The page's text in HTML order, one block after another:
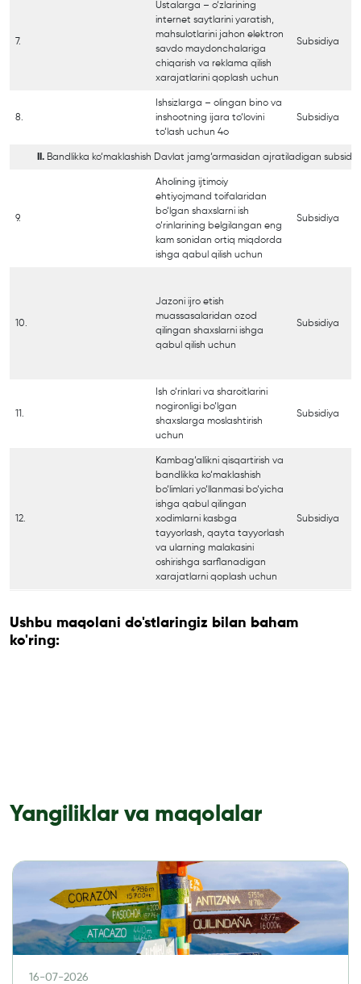
7.
Ustalarga – o‘zlarining
internet saytlarini yaratish,
mahsulotlarini jahon elektron
savdo maydonchalariga
chiqarish va reklama qilish
xarajatlarini qoplash uchun
Subsidiya
8.
Ishsizlarga – olingan bino va
inshootning ijara to‘lovini
to‘lash uchun 4o
Subsidiya
II. Bandlikka ko‘maklashish Davlat jamg‘armasidan ajratiladigan
9.
Aholining ijtimoiy
ehtiyojmand toifalaridan
bo‘lgan shaxslarni ish
o‘rinlarining belgilangan eng
kam sonidan ortiq miqdorda
ishga qabul qilish uchun
Subsidiya
10.
Jazoni ijro etish
muassasalaridan ozod
qilingan shaxslarni ishga
qabul qilish uchun
Subsidiya
11.
Ish o‘rinlari va sharoitlarini
nogironligi bo‘lgan
shaxslarga moslashtirish
uchun
Subsidiya
12.
Kambag‘allikni qisqartirish va
bandlikka ko‘maklashish
bo‘limlari yo‘llanmasi bo‘yicha
ishga qabul qilingan
xodimlarni kasbga
tayyorlash, qayta tayyorlash
va ularning malakasini
oshirishga sarflanadigan
xarajatlarni qoplash uchun
Subsidiya
Ushbu maqolani do'stlaringiz bilan baham
ko'ring:
Yangiliklar va maqolalar
16-07-2026